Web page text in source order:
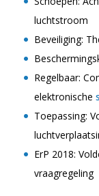
luchtstroom
Beveiliging:
Regelbaar:
elektronische
Toepassing:
ErP 2018:
vraagregeling